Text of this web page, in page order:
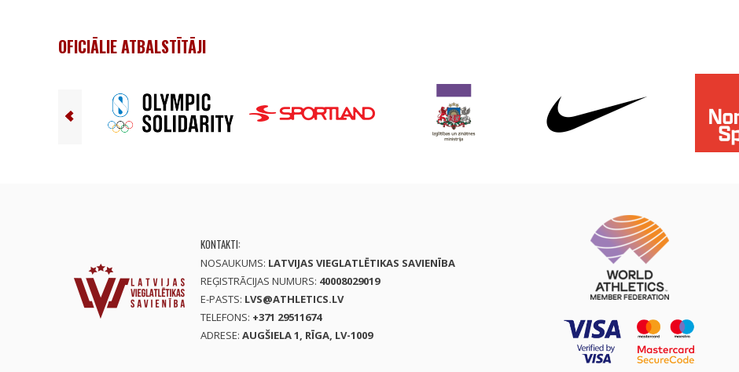
OFICIĀLIE ATBALSTĪTĀJI
KONTAKTI:
NOSAUKUMS: LATVIJAS VIEGLATLĒTIKAS SAVIENĪBA
REĢISTRĀCIJAS NUMURS: 40008029019
E-PASTS: LVS@ATHLETICS.LV
TELEFONS: +371 29511674
ADRESE: AUGŠIELA 1, RĪGA, LV-1009